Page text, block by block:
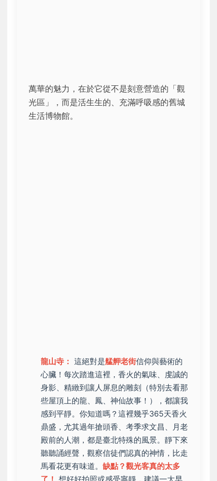
萬華的魅力，在於它從不是刻意營造的「觀
光區」，而是活生生的、充滿呼吸感的舊城
生活博物館。
龍山寺： 這絕對是艋舺老街信仰與藝術的
心臟！每次踏進這裡，香火的氣味、虔誠的
身影、精緻到讓人屏息的雕刻（特別去看那
些屋頂上的龍、鳳、神仙故事！），都讓我
感到平靜。你知道嗎？這裡幾乎365天香火
鼎盛，尤其過年搶頭香、考季求文昌、月老
殿前的人潮，都是臺北特殊的風景。靜下來
聽聽誦經聲，觀察信徒們認真的神情，比走
馬看花更有味道。 缺點？觀光客真的太多